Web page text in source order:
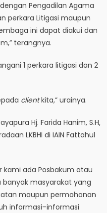
Pengadilan Agama
perkara Litigasi maupun
ini dapat diakui dan
terangnya.
1 perkara litigasi dan 2
clientkita,” urainya.
Hj. Farida Hanim, S.H,
LKBHI di IAIN Fattahul
kami ada Posbakum atau
banyak masyarakat yang
maupun permohonan
informasi–informasi